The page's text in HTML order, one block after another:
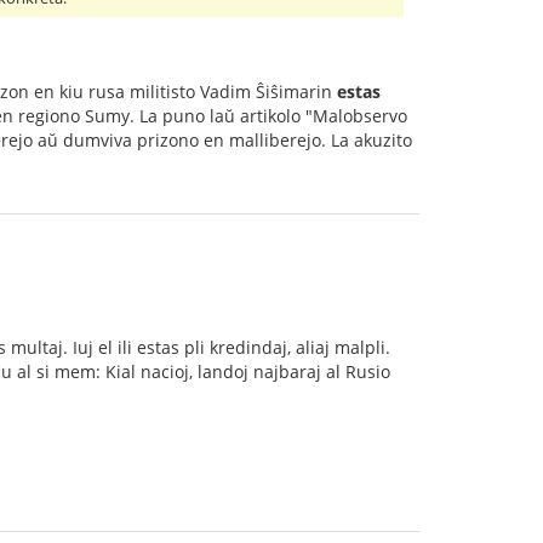
en kiu rusa militisto Vadim Ŝiŝimarin estas
regiono Sumy. La puno laŭ artikolo "Malobservo
aŭ dumviva prizono en malliberejo. La akuzito
Iuj el ili estas pli kredindaj, aliaj malpli.
si mem: Kial nacioj, landoj najbaraj al Rusio